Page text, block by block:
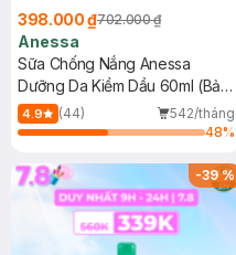
398.000 ₫702.000 ₫
Anessa
Sữa Chống Nắng Anessa
Dưỡng Da Kiềm Dầu 60ml (Bản
Mới)
4.9 (44)
542/tháng
48%
-39%